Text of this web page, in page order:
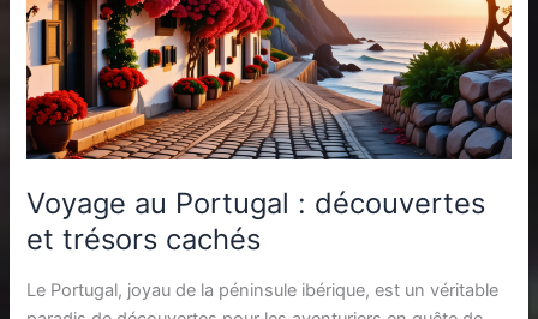
Voyage au Portugal : découvertes
et trésors cachés
Le Portugal, joyau de la péninsule ibérique, est un véritable